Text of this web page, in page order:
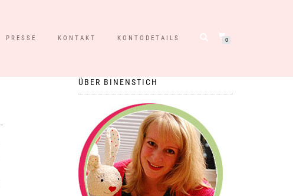
PRESSE KONTAKT KONTODETAILS 0
ÜBER BINENSTICH